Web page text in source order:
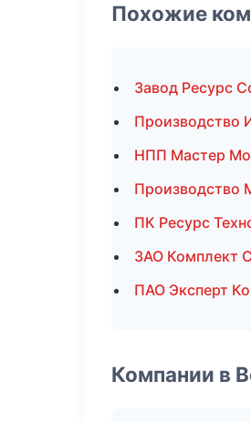
Похожие
Завод Ресурс
Производство
НПП Мастер
Производство
ПК Ресурс
ЗАО Комплект
ПАО Эксперт
Компании в